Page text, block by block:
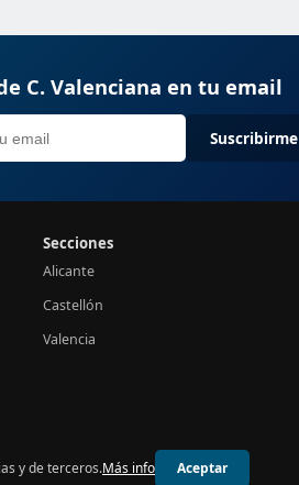
C. Valenciana en tu email
Suscribirme
Secciones
Alicante
Castellón
Valencia
24h Valencia
y de terceros.Más info Aceptar